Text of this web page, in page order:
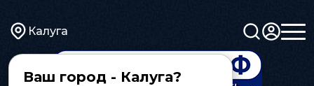
Калуга
Ваш город - Калуга?